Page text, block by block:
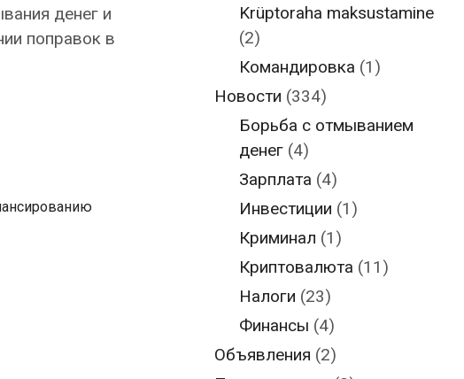
денег и
поправок в
Krüptoraha maksustamine
(2)
Командировка (1)
Новости (334)
Борьба с отмыванием
денег (4)
Зарплата (4)
Инвестиции (1)
Криминал (1)
Криптовалюта (11)
Налоги (23)
Финансы (4)
Объявления (2)